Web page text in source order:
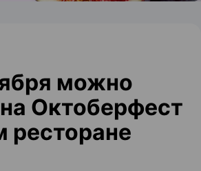
можно
Октоберфест
ресторане